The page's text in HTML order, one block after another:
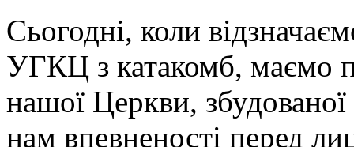
Сьогодні, коли
УГКЦ з катакомб, маємо
нашої Церкви,
нам впевненості перед